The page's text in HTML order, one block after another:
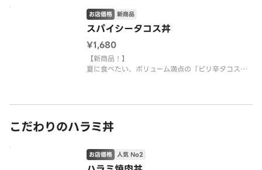
ソース）にチーズソースをかけた旨辛ソースと焼肉
の香ばしい味わいが絶妙な一杯です。暑い季節にお
ススメ！
※使い捨て容器でのご提供となります。
※画像
スパイシータコス丼
お店価格 新商品
¥1,680
【新商品！】
夏に食べたい、ボリューム満点の「ピリ辛タコス
そります。
スプー
こだわりのハラミ丼
お店価格 人気 No2